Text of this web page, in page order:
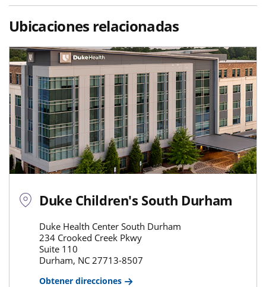
Ubicaciones relacionadas
Duke Children's South Durham
Duke Health Center South Durham
234 Crooked Creek Pkwy
Suite 110
Durham, NC 27713-8507
Obtener direcciones